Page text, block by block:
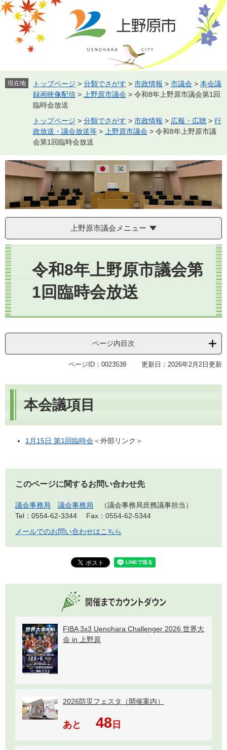
ペ
ー
す。
メ
ニ
し
て
現在地 トップページ > 分類でさがす > 市政情報 > 市議会 > 本会議
録画映像配信 > 上野原市議会 > 令和8年上野原市議会第1回
臨時会放送
トップページ > 分類でさがす > 市政情報 > 広報・広聴 > 行
政放送・議会放送等 > 上野原市議会 > 令和8年上野原市議
会第1回臨時会放送
上野原市議会メニュー
本
文
令和8年上野原市議会第
1回臨時会放送
ページ内目次
ページID：0023539 更新日：2026年2月2日更新
本会議項目
1月15日 第1回臨時会＜外部リンク＞
このページに関するお問い合わせ先
議会事務局 議会事務局
議会事務局庶務議事担当
Tel：0554-62-3344
Fax：0554-62-5344
メールでのお問い合わせはこちら
FIBA 3x3 Uenohara Challenger 2026 世界大
会 in 上野原
2026防災フェスタ（開催案内）
あと 48日